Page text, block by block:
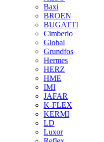
Baxi
BROEN
BUGATTI
Cimberio
Global
Grundfos
Hermes
HERZ
HME
IMI
JAFAR
K-FLEX
KERMI
LD
Luxor